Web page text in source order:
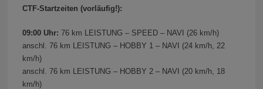
CTF-Startzeiten (vorläufig!):
09:00 Uhr: 76 km LEISTUNG – SPEED – NAVI (26 km/h)
anschl. 76 km LEISTUNG – HOBBY 1 – NAVI (24 km/h, 22
km/h)
anschl. 76 km LEISTUNG – HOBBY 2 – NAVI (20 km/h, 18
km/h)